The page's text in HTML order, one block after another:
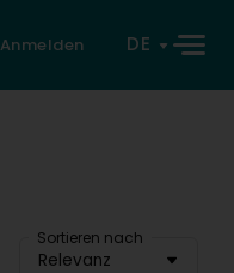
Anmelden DE
Sortieren nach
Relevanz